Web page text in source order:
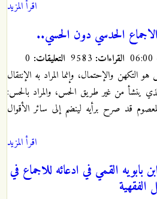
اقرأ المزيد
الحدسي دون الحسي..
القراءات: التعليقات:
التكهن والإحتمال، وإنما المراد به الإنتقال
ينشأ من غير طريق الحس، والمراد بالحس:
قد صرح برأيه لينضم إلى سائر الأقوال
اقرأ المزيد
بابويه القمي في ادعائه للاجماع في
الفقهية